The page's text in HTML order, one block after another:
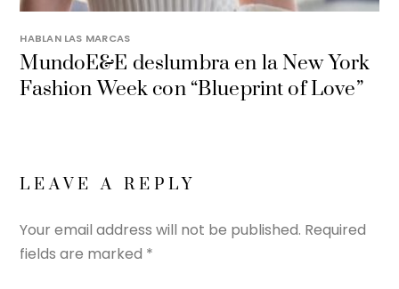
HABLAN LAS MARCAS
MundoE&E deslumbra en la New York
Fashion Week con “Blueprint of Love”
LEAVE A REPLY
Your email address will not be published. Required
fields are marked *